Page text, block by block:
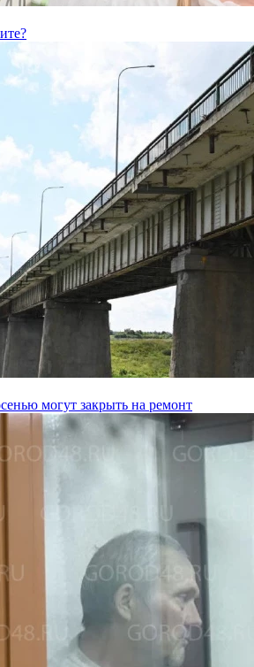
могут закрыть на ремонт